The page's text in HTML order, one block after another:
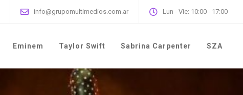
info@grupomultimedios.com.ar Lun - Vie: 10:00 - 17:00
Eminem Taylor Swift Sabrina Carpenter SZA